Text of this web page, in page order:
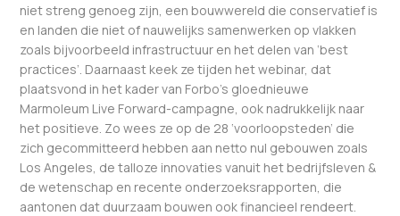
niet streng genoeg zijn, een bouwwereld die conservatief is
en landen die niet of nauwelijks samenwerken op vlakken
zoals bijvoorbeeld infrastructuur en het delen van ‘best
practices’. Daarnaast keek ze tijden het webinar, dat
plaatsvond in het kader van Forbo’s gloednieuwe
Marmoleum Live Forward-campagne, ook nadrukkelijk naar
het positieve. Zo wees ze op de 28 ‘voorloopsteden’ die
zich gecommitteerd hebben aan netto nul gebouwen zoals
Los Angeles, de talloze innovaties vanuit het bedrijfsleven &
de wetenschap en recente onderzoeksrapporten, die
aantonen dat duurzaam bouwen ook financieel rendeert.